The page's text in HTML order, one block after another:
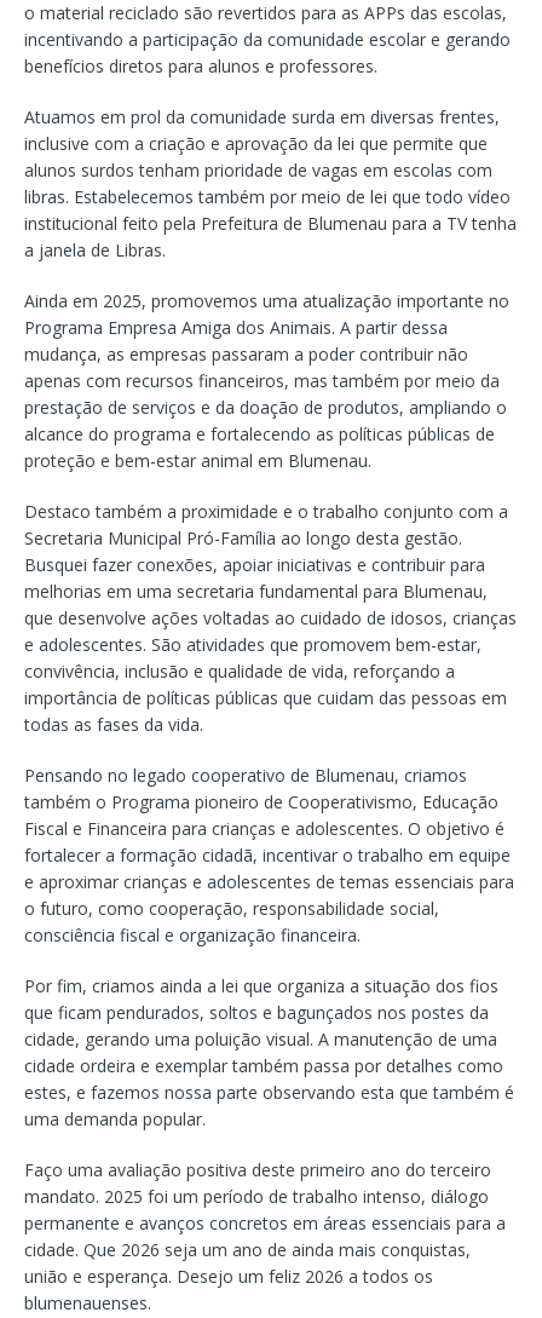
o material reciclado são revertidos para as APPs das escolas,
incentivando a participação da comunidade escolar e gerando
benefícios diretos para alunos e professores.
Atuamos em prol da comunidade surda em diversas frentes,
inclusive com a criação e aprovação da lei que permite que
alunos surdos tenham prioridade de vagas em escolas com
libras. Estabelecemos também por meio de lei que todo vídeo
institucional feito pela Prefeitura de Blumenau para a TV tenha
a janela de Libras.
Ainda em 2025, promovemos uma atualização importante no
Programa Empresa Amiga dos Animais. A partir dessa
mudança, as empresas passaram a poder contribuir não
apenas com recursos financeiros, mas também por meio da
prestação de serviços e da doação de produtos, ampliando o
alcance do programa e fortalecendo as políticas públicas de
proteção e bem-estar animal em Blumenau.
Destaco também a proximidade e o trabalho conjunto com a
Secretaria Municipal Pró-Família ao longo desta gestão.
Busquei fazer conexões, apoiar iniciativas e contribuir para
melhorias em uma secretaria fundamental para Blumenau,
que desenvolve ações voltadas ao cuidado de idosos, crianças
e adolescentes. São atividades que promovem bem-estar,
convivência, inclusão e qualidade de vida, reforçando a
importância de políticas públicas que cuidam das pessoas em
todas as fases da vida.
Pensando no legado cooperativo de Blumenau, criamos
também o Programa pioneiro de Cooperativismo, Educação
Fiscal e Financeira para crianças e adolescentes. O objetivo é
fortalecer a formação cidadã, incentivar o trabalho em equipe
e aproximar crianças e adolescentes de temas essenciais para
o futuro, como cooperação, responsabilidade social,
consciência fiscal e organização financeira.
Por fim, criamos ainda a lei que organiza a situação dos fios
que ficam pendurados, soltos e bagunçados nos postes da
cidade, gerando uma poluição visual. A manutenção de uma
cidade ordeira e exemplar também passa por detalhes como
estes, e fazemos nossa parte observando esta que também é
uma demanda popular.
Faço uma avaliação positiva deste primeiro ano do terceiro
mandato. 2025 foi um período de trabalho intenso, diálogo
permanente e avanços concretos em áreas essenciais para a
cidade. Que 2026 seja um ano de ainda mais conquistas,
união e esperança. Desejo um feliz 2026 a todos os
blumenauenses.